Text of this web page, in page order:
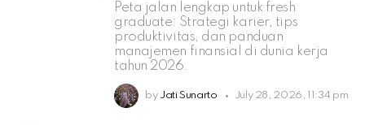
Peta jalan lengkap untuk fresh
graduate: Strategi karier, tips
produktivitas, dan panduan
manajemen finansial di dunia kerja
tahun 2026.
by Jati Sunarto July 28, 2026, 11:34 pm